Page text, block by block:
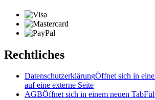
Rechtliches
DatenschutzerklärungÖffnet sich in
auf eine externe Seite
AGBÖffnet sich in einem neuen Tab